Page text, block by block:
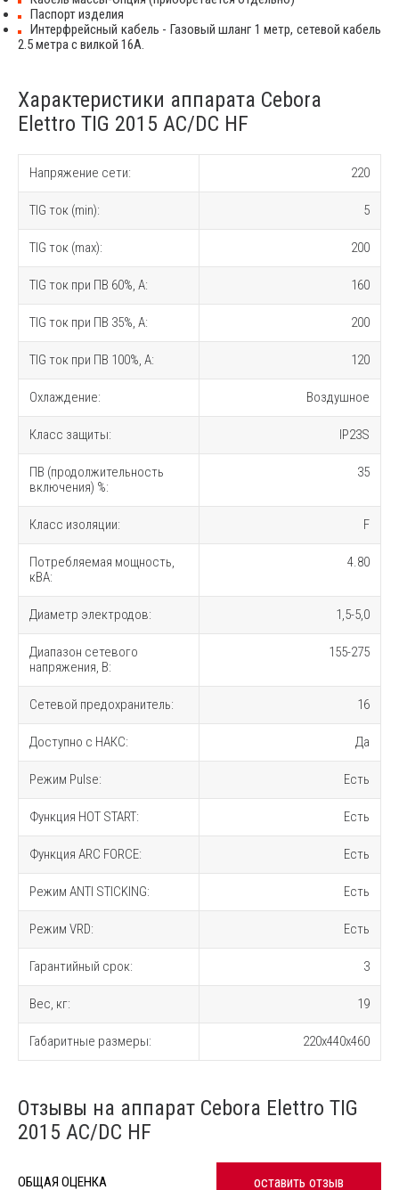
Паспорт изделия
Интерфрейсный кабель - Газовый шланг 1 метр, сетевой кабель
2.5 метра с вилкой 16А.
Характеристики аппарата Cebora
Elettro TIG 2015 AC/DC HF
Напряжение сети: 220
TIG ток (min): 5
TIG ток (max): 200
TIG ток при ПВ 60%, A: 160
TIG ток при ПВ 35%, A: 200
TIG ток при ПВ 100%, A: 120
Охлаждение: Воздушное
Класс защиты: IP23S
ПВ (продолжительность
включения) %:
35
Класс изоляции: F
Потребляемая мощность,
кВА:
4.80
Диаметр электродов: 1,5-5,0
Диапазон сетевого
напряжения, В:
155-275
Сетевой предохранитель: 16
Доступно с НАКС: Да
Режим Pulse: Есть
Функция HOT START: Есть
Функция ARC FORCE: Есть
Режим ANTI STICKING: Есть
Режим VRD: Есть
Гарантийный срок: 3
Вес, кг: 19
Габаритные размеры: 220x440x460
Отзывы на аппарат Cebora Elettro TIG
2015 AC/DC HF
ОБЩАЯ ОЦЕНКА оставить отзыв